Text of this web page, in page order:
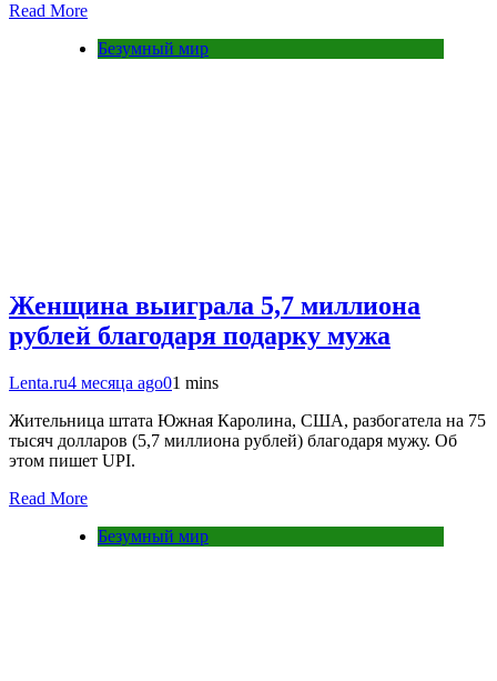
Read More
Безумный мир
Женщина выиграла 5,7 миллиона
рублей благодаря подарку мужа
Lenta.ru4 месяца ago01 mins
Жительница штата Южная Каролина, США, разбогатела на 75
тысяч долларов (5,7 миллиона рублей) благодаря мужу. Об
этом пишет UPI.
Read More
Безумный мир